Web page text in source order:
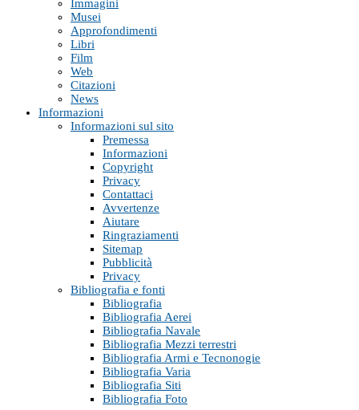
Immagini
Musei
Approfondimenti
Libri
Film
Web
Citazioni
News
Informazioni
Informazioni sul sito
Premessa
Informazioni
Copyright
Privacy
Contattaci
Avvertenze
Aiutare
Ringraziamenti
Sitemap
Pubblicità
Privacy
Bibliografia e fonti
Bibliografia
Bibliografia Aerei
Bibliografia Navale
Bibliografia Mezzi terrestri
Bibliografia Armi e Tecnonogie
Bibliografia Varia
Bibliografia Siti
Bibliografia Foto